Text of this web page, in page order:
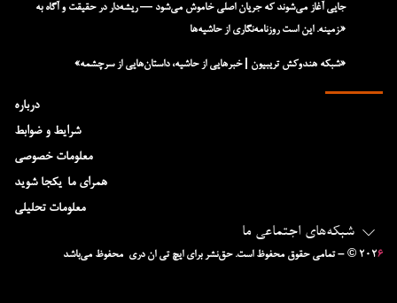
شبکه‌های اجتماعی ما
– © ۲۰۲۶ تمامی حقوق محفوظ است. حق‌نشر برای ایچ‌ تی‌ ان دری محفوظ می‌باشد
درباره
شرایط و ضوابط
معلومات خصوصی
همرای ما-یکجا شوید
معلومات تحلیلی
جایی آغاز می‌شوند که جریان اصلی خاموش می‌شود — ریشه‌دار در حقیقت و آگاه به
زمینه. این است روزنامه‌نگاری از حاشیه‌ها.»
«شبکه هند‌و‌کش تریبیون | خبرهایی از حاشیه، داستان‌هایی از سرچشمه»